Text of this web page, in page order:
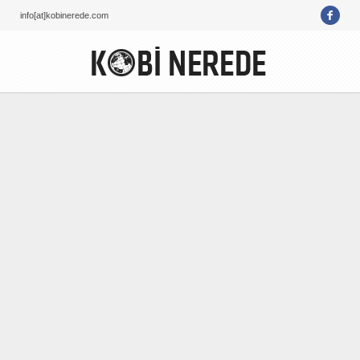
info[at]kobinerede.com